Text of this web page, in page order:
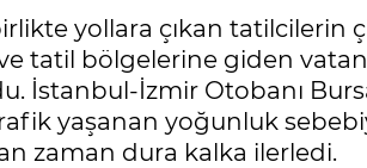
yollara çıkan tatilcilerin
tatil bölgelerine giden
İstanbul-İzmir Otobanı
yaşanan yoğunluk
zaman dura kalka ilerledi.